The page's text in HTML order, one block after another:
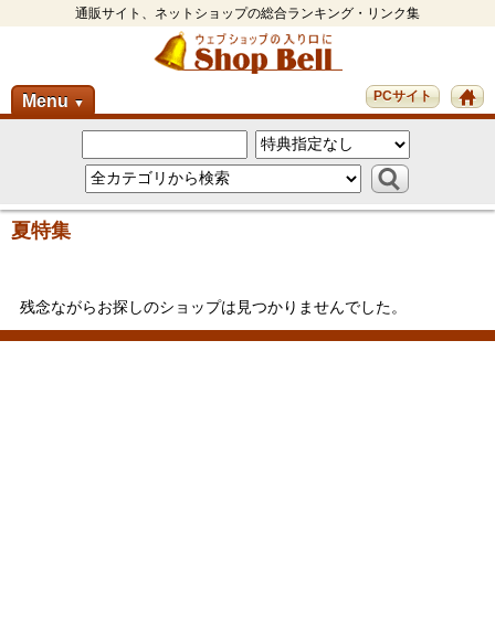
通販サイト、ネットショップの総合ランキング・リンク集
Menu ▼ PCサイト
夏特集
残念ながらお探しのショップは見つかりませんでした。